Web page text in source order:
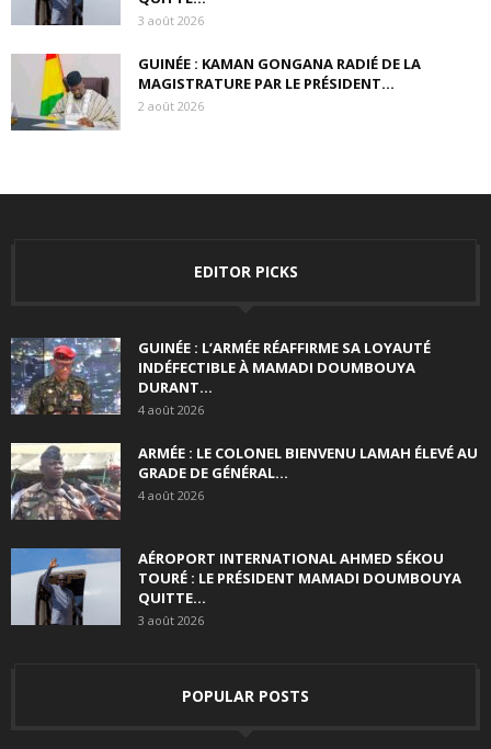
3 août 2026
GUINÉE : KAMAN GONGANA RADIÉ DE LA
MAGISTRATURE PAR LE PRÉSIDENT...
2 août 2026
EDITOR PICKS
GUINÉE : L’ARMÉE RÉAFFIRME SA LOYAUTÉ
INDÉFECTIBLE À MAMADI DOUMBOUYA
DURANT...
4 août 2026
ARMÉE : LE COLONEL BIENVENU LAMAH ÉLEVÉ AU
GRADE DE GÉNÉRAL...
4 août 2026
AÉROPORT INTERNATIONAL AHMED SÉKOU
TOURÉ : LE PRÉSIDENT MAMADI DOUMBOUYA
QUITTE...
3 août 2026
POPULAR POSTS